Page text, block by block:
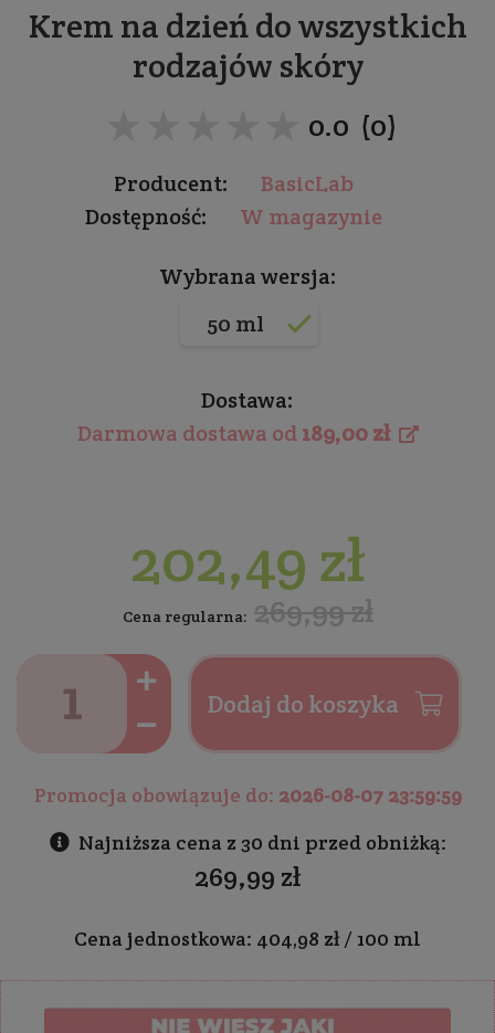
Krem na dzień do wszystkich
rodzajów skóry
0.0 (0)
Producent:
BasicLab
Dostępność:
W magazynie
Wybrana wersja:
50 ml
Dostawa:
Darmowa dostawa od189,00 zł
202,49 zł
Cena regularna: 269,99 zł
Dodaj do koszyka
Promocja obowiązuje do: 2026-08-07 23:59:59
Najniższa cena z 30 dni przed obniżką:
269,99 zł
Cena jednostkowa: 404,98 zł / 100 ml